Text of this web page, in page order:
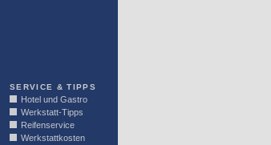
SERVICE & TIPPS
Hotel und Gastro
Werkstatt-Tipps
Reifenservice
Werkstattkosten